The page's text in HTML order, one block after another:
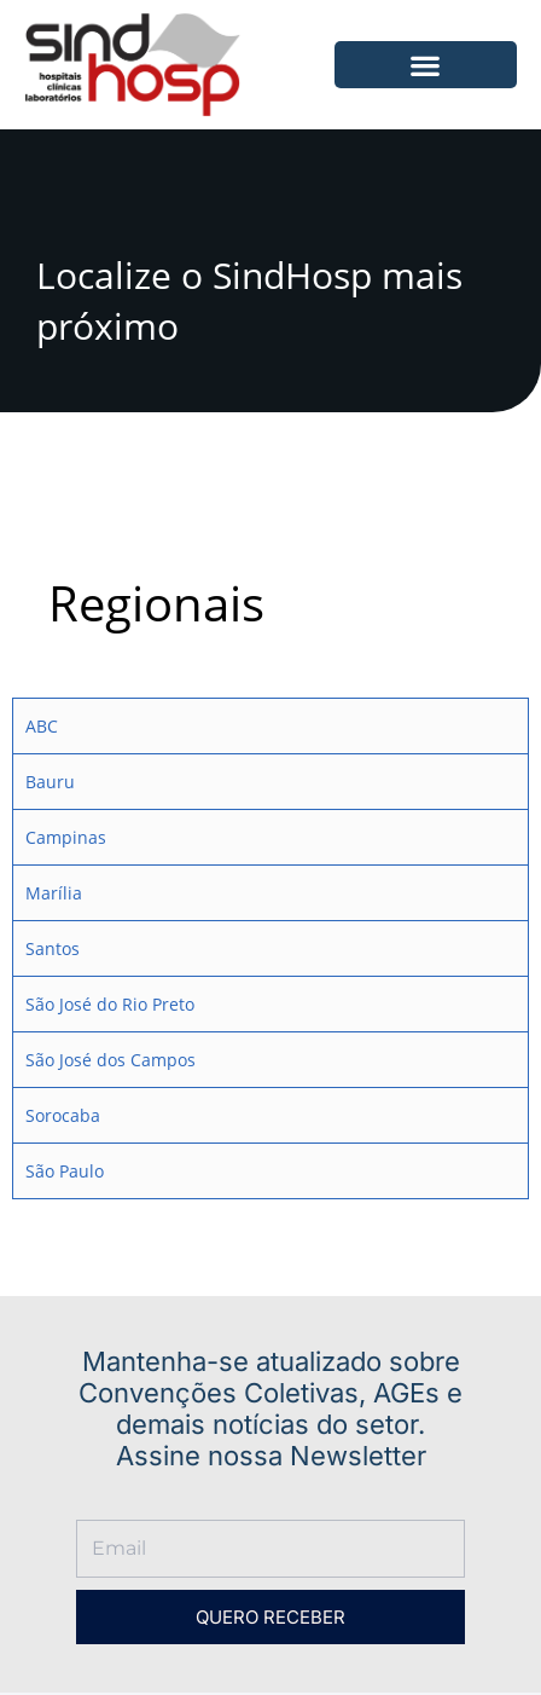
para
conteúdo
Localize o SindHosp mais
próximo
Regionais
ABC
Bauru
Campinas
Marília
Santos
São José do Rio Preto
São José dos Campos
Sorocaba
São Paulo
Mantenha-se atualizado sobre
Convenções Coletivas, AGEs e
demais notícias do setor.
Assine nossa Newsletter
QUERO RECEBER